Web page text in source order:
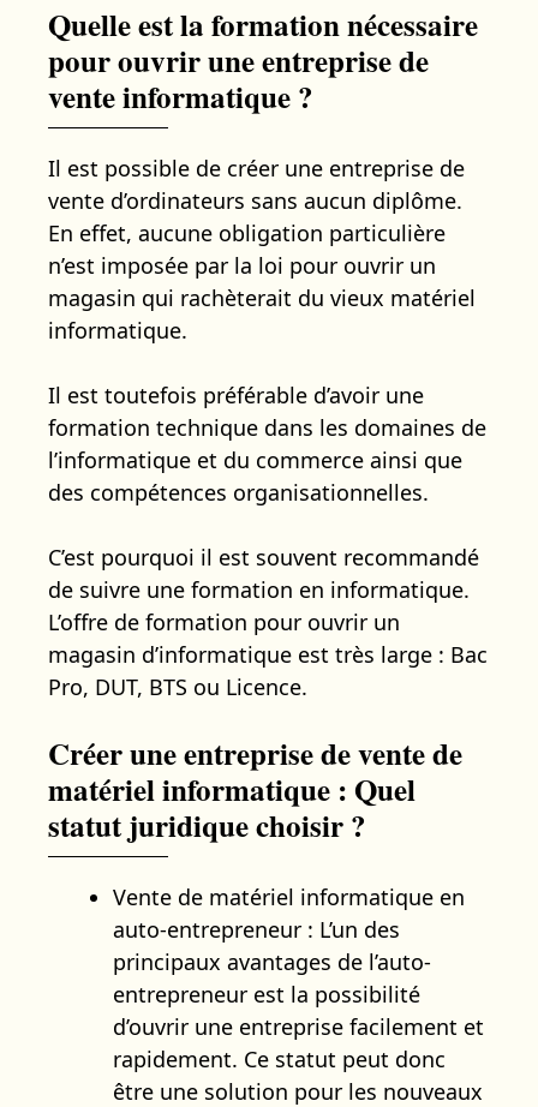
Quelle est la formation nécessaire
pour ouvrir une entreprise de
vente informatique ?
Il est possible de créer une entreprise de
vente d’ordinateurs sans aucun diplôme.
En effet, aucune obligation particulière
n’est imposée par la loi pour ouvrir un
magasin qui rachèterait du vieux matériel
informatique.
Il est toutefois préférable d’avoir une
formation technique dans les domaines de
l’informatique et du commerce ainsi que
des compétences organisationnelles.
C’est pourquoi il est souvent recommandé
de suivre une formation en informatique.
L’offre de formation pour ouvrir un
magasin d’informatique est très large : Bac
Pro, DUT, BTS ou Licence.
Créer une entreprise de vente de
matériel informatique : Quel
statut juridique choisir ?
Vente de matériel informatique en
auto-entrepreneur : L’un des
principaux avantages de l’auto-
entrepreneur est la possibilité
d’ouvrir une entreprise facilement et
rapidement. Ce statut peut donc
être une solution pour les nouveaux